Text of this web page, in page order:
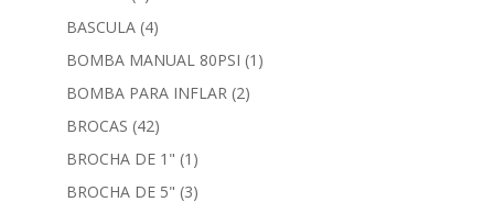
BASCULA (4)
BOMBA MANUAL 80PSI (1)
BOMBA PARA INFLAR (2)
BROCAS (42)
BROCHA DE 1" (1)
BROCHA DE 5" (3)